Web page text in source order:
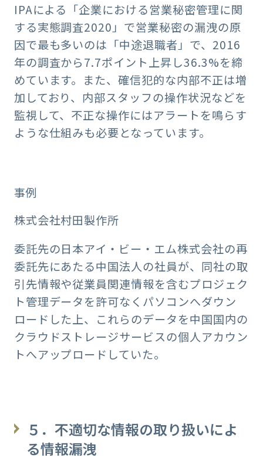
IPAによる「企業における営業秘密管理に関
する実態調査2020」で営業秘密の漏洩の原
因で最も多いのは「中途退職者」で、2016
年の調査から7.7ポイント上昇し36.3%を締
めています。また、確信犯的な内部不正は増
加しており、内部スタッフの操作状況などを
監視して、不正な操作にはアラートを鳴らす
ような仕組みも必要となっています。
事例
株式会社村田製作所
委託先の日本アイ・ビー・エム株式会社の再
委託先にあたる中国法人の社員が、同社の取
引先情報や従業員関連情報を含むプロジェク
ト管理データを許可なくパソコンへダウン
ロードした上、これらのデータを中国国内の
クラウドストレージサービスの個人アカウン
トへアップロードしていた。
５．不適切な情報の取り扱いによ
る情報漏洩